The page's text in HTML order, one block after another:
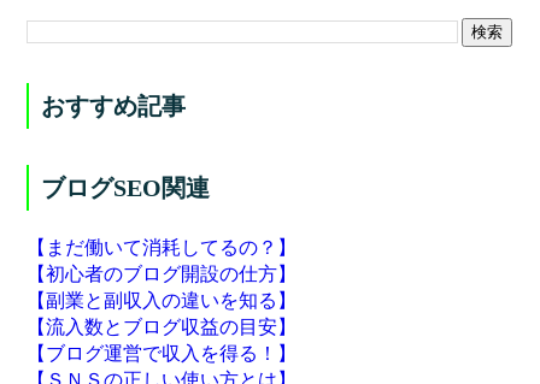
おすすめ記事
ブログSEO関連
【まだ働いて消耗してるの？】
【初心者のブログ開設の仕方】
【副業と副収入の違いを知る】
【流入数とブログ収益の目安】
【ブログ運営で収入を得る！】
【ＳＮＳの正しい使い方とは】